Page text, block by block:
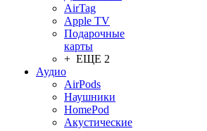
AirTag
Apple TV
Подарочные
карты
+ ЕЩЕ 2
Аудио
AirPods
Наушники
HomePod
Акустические